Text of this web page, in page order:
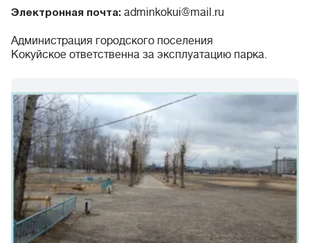
Электронная почта: adminkokui@mail.ru
Администрация городского поселения
Кокуйское ответственна за эксплуатацию парка.